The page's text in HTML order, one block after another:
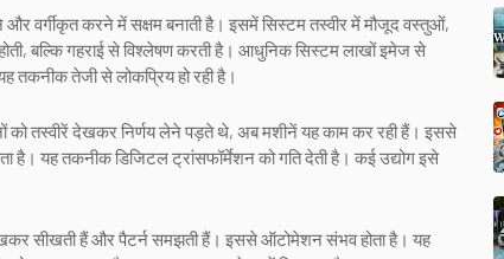
वर्गीकृत करने में सक्षम बनाती है। इसमें सिस्टम तस्वीर में मौजूद वस्तुओं,
बल्कि गहराई से विश्लेषण करती है। आधुनिक सिस्टम लाखों इमेज से
तकनीक तेजी से लोकप्रिय हो रही है।
को तस्वीरें देखकर निर्णय लेने पड़ते थे, अब मशीनें यह काम कर रही हैं। इससे
है। यह तकनीक डिजिटल ट्रांसफॉर्मेशन को गति देती है। कई उद्योग इसे
सीखती हैं और पैटर्न समझती हैं। इससे ऑटोमेशन संभव होता है। यह